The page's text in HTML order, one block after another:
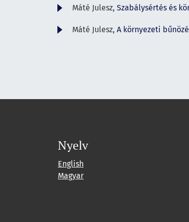
Máté Julesz, Szabálysértés és
Máté Julesz, A környezeti
Nyelv
English
Magyar